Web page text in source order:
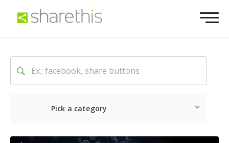
Pick a category
Dernière Sociale